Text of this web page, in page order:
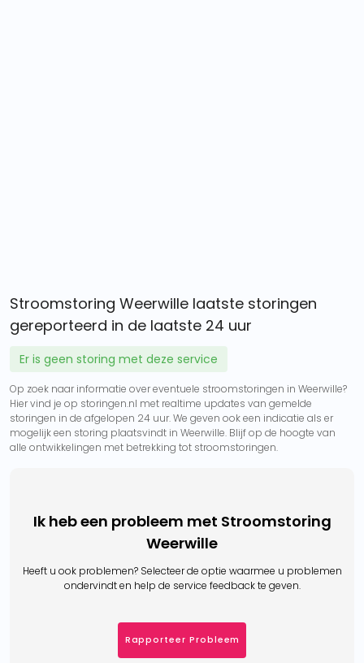
Stroomstoring Weerwille laatste storingen
gereporteerd in de laatste 24 uur
Er is geen storing met deze service
Op zoek naar informatie over eventuele stroomstoringen in Weerwille?
Hier vind je op storingen.nl met realtime updates van gemelde
storingen in de afgelopen 24 uur. We geven ook een indicatie als er
mogelijk een storing plaatsvindt in Weerwille. Blijf op de hoogte van
alle ontwikkelingen met betrekking tot stroomstoringen.
Ik heb een probleem met Stroomstoring
Weerwille
Heeft u ook problemen? Selecteer de optie waarmee u problemen
ondervindt en help de service feedback te geven.
Rapporteer Probleem